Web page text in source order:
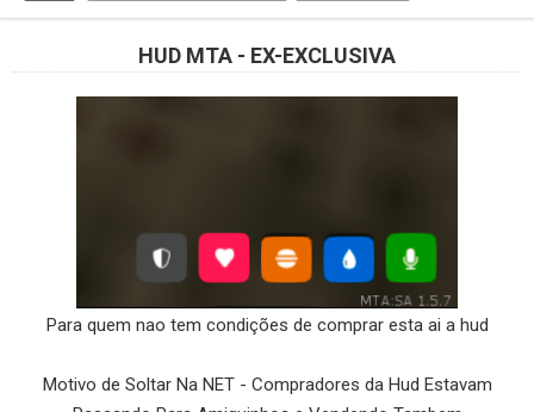
HUD MTA - EX-EXCLUSIVA
Para quem nao tem condições de comprar esta ai a hud
Motivo de Soltar Na NET - Compradores da Hud Estavam